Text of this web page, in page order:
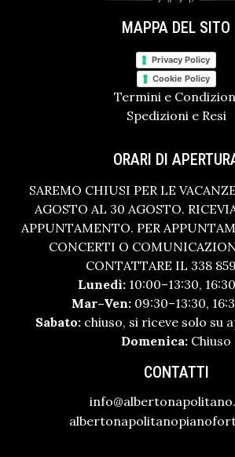
MAPPA DEL SITO
Privacy Policy
Cookie Policy
Termini e
Spedizioni e Resi
ORARI DI
SAREMO CHIUSI PER LE
AGOSTO AL 30 AGOSTO.
APPUNTAMENTO. PER
CONCERTI O
CONTATTARE IL 338
Lunedì: 10:00–13:30,
Mar–Ven:09:30–13:30,
Sabato: chiuso, si riceve solo su
Domenica: Chiuso
CONTATTI